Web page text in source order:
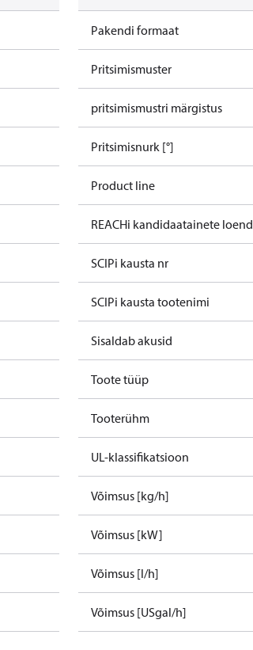
Pakendi formaat
Pritsimismuster
pritsimismustri märgistus
Pritsimisnurk [°]
Product line
REACHi kandidaatainete loend
SCIPi kausta nr
SCIPi kausta tootenimi
Sisaldab akusid
Toote tüüp
Tooterühm
UL-klassifikatsioon
Võimsus [kg/h]
Võimsus [kW]
Võimsus [l/h]
Võimsus [USgal/h]